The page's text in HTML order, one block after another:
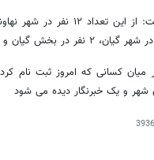
کسانی که امروز ثبت نام
شهر و یک خبرنگار دیده می شود